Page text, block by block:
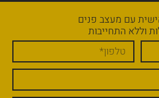
עם מעצב פנים
וללא התחייבות